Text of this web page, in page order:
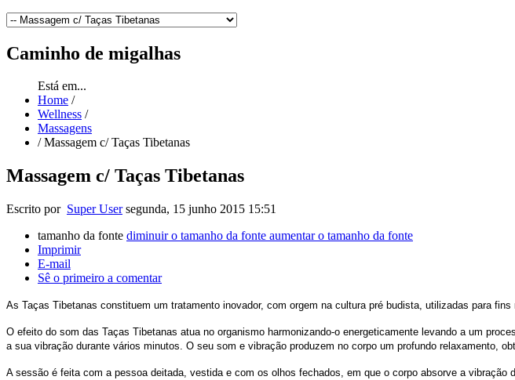
Caminho de migalhas
Está em...
Home /
Wellness /
Massagens
/ Massagem c/ Taças Tibetanas
Massagem c/ Taças Tibetanas
Escrito por Super User segunda, 15 junho 2015 15:51
tamanho da fonte diminuir o tamanho da fonte aumentar o tamanho da fonte
Imprimir
E-mail
Sê o primeiro a comentar
As Taças Tibetanas constituem um tratamento inovador, com orgem na cultura pré budista, utilizadas para
O efeito do som das Taças Tibetanas atua no organismo harmonizando-o energeticamente levando a um
a sua vibração durante vários minutos. O seu som e vibração produzem no corpo um profundo relaxamento,
A sessão é feita com a pessoa deitada, vestida e com os olhos fechados, em que o corpo absorve a